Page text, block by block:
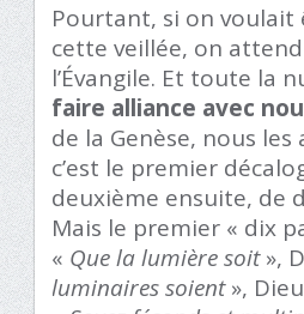
Pourtant, si on voulait
cette veillée, on
l’Évangile. Et toute la
faire alliance avec
de la Genèse, nous
c’est le premier
deuxième ensuite, de
Mais le premier « dix
« Que la lumière soit»,
luminaires soient»,